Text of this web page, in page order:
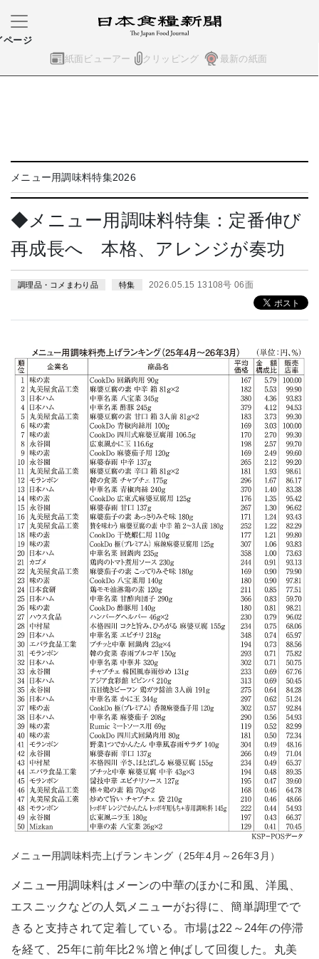
紙面ビューアー クリッピング 最新の紙面
ページ
メニュー用調味料特集2026
◆メニュー用調味料特集：定番伸び
再成長へ 本格、アレンジが奏功
調理品・コメまわり品 特集 2026.05.15 13108号 06面
メニュー用調味料売上げランキング（25年4月～26年3月）
メニュー用調味料はメーンの中華のほかに和風、洋風、
エスニックなどの人気メニューがお得に、簡単調理でで
きると支持されて定着している。市場は22～24年の停滞
を経て、25年に前年比2％増と伸ばして回復した。丸美